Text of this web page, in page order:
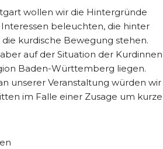
wollen wir die Hintergründe
beleuchten, die hinter
kurdische Bewegung stehen.
auf der Situation der Kurdinnen
Baden-Württemberg liegen.
unserer Veranstaltung würden wir
im Falle einer Zusage um kurze